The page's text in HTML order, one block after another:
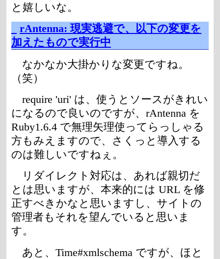
と嬉しいな。
rAntenna: 現実逃避で、以下の変更を
加えたもので実行中
なかなか大掛かりな変更ですね。
（笑）
require 'uri' は、使うとソースがきれい
になるので良いのですが、rAntenna を
Ruby1.6.4 で無理矢理使ってらっしゃる
方もみえますので、さくっと導入する
のは難しいですねぇ。
リダイレクト対応は、あれば親切だ
とは思いますが、本来的には URL を修
正すべきかなと思いますし、サイトの
管理者もそれを望んでいると思いま
す。
あと、Time#xmlschema ですが、ほと